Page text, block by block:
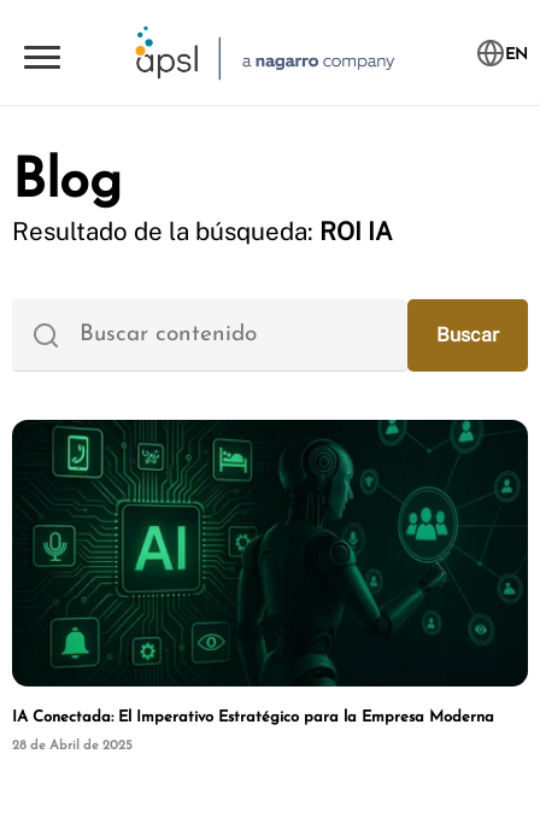
EN
Blog
Resultado de la búsqueda: ROI IA
IA Conectada: El Imperativo Estratégico para la Empresa Moderna
28 de Abril de 2025